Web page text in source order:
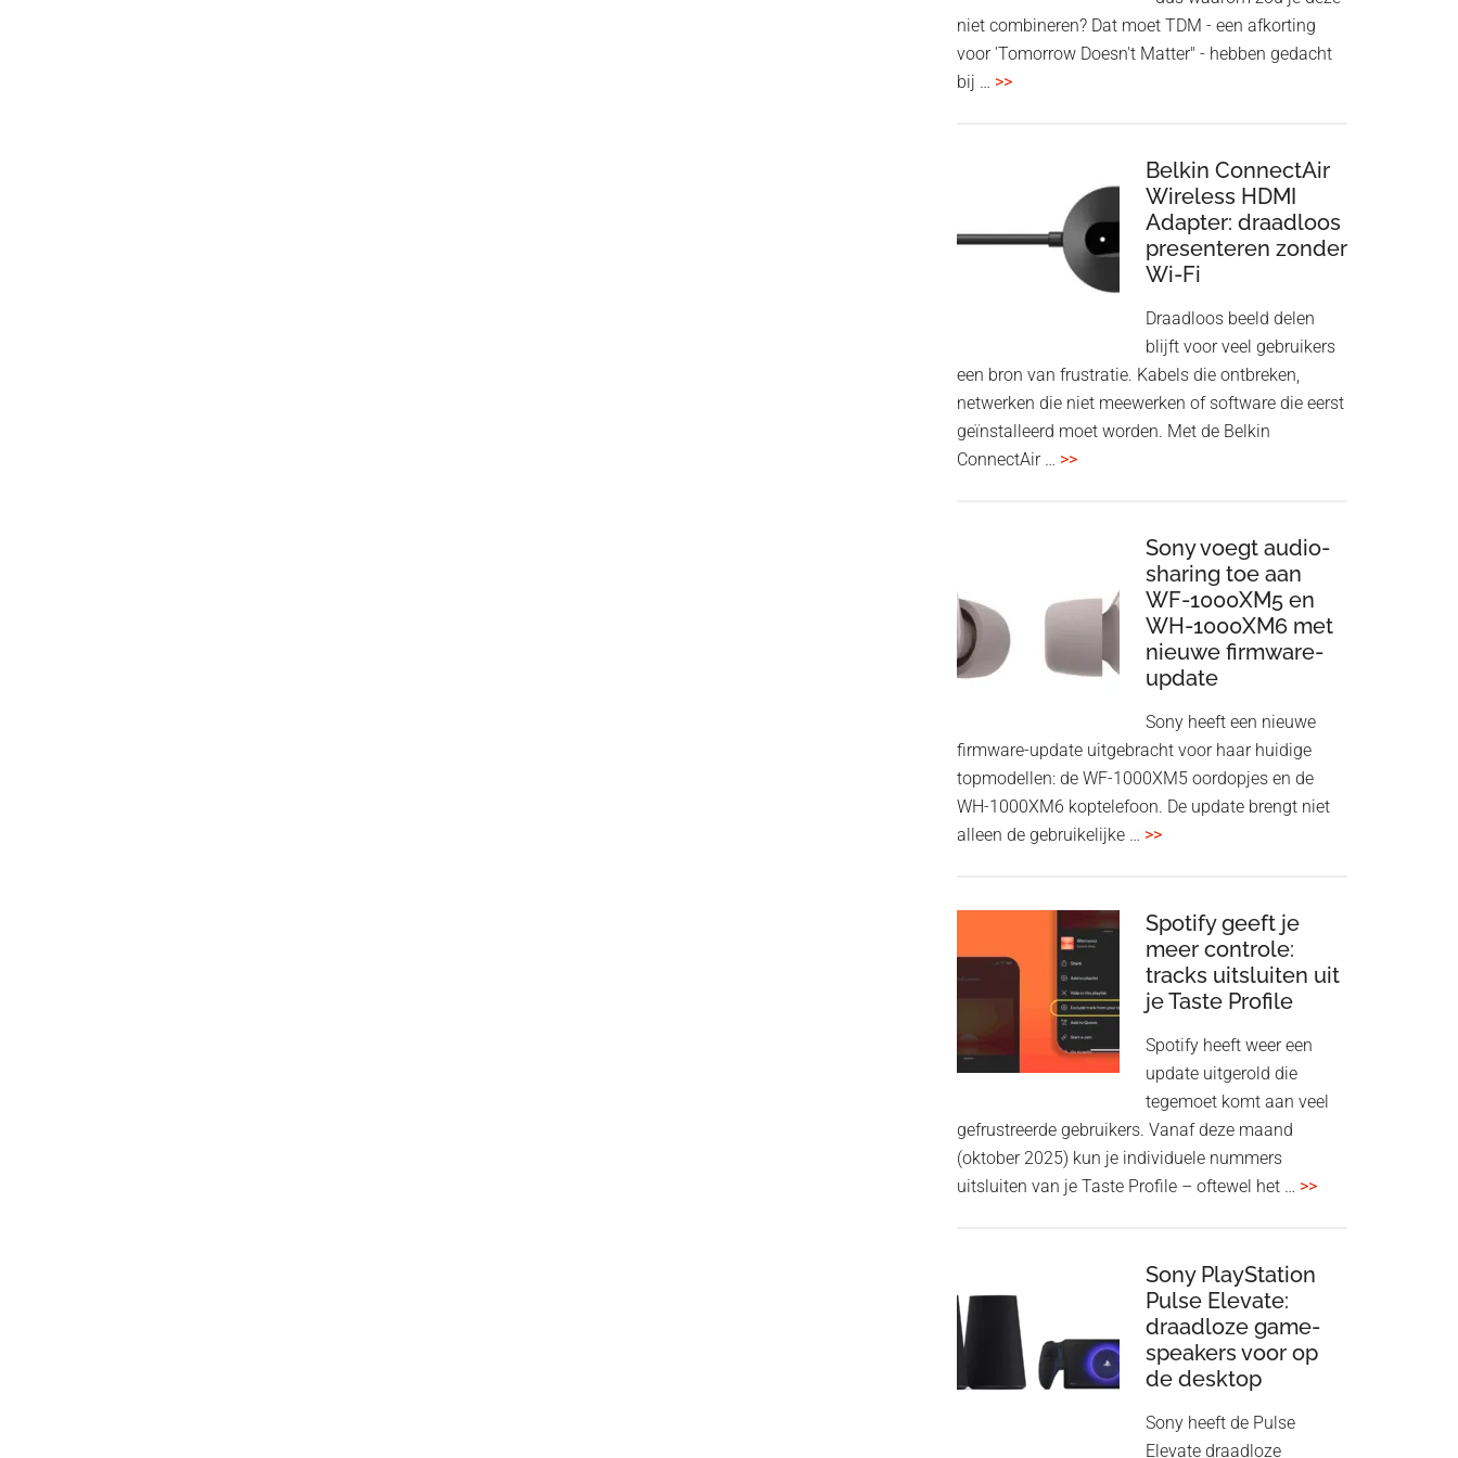
niet combineren? Dat moet TDM - een afkorting
voor 'Tomorrow Doesn't Matter" - hebben gedacht
bij … >>overHoofdtelefoon
twist
Belkin ConnectAir
Wireless HDMI
Adapter: draadloos
presenteren zonder
Wi-Fi
Draadloos beeld delen
blijft voor veel gebruikers
een bron van frustratie. Kabels die ontbreken,
netwerken die niet meewerken of software die eerst
geïnstalleerd moet worden. Met de Belkin
ConnectAir … >>overBelkin
draadloos
presenteren
zonder
Wi-
Sony voegt audio-
sharing toe aan
WF-1000XM5 en
WH-1000XM6 met
nieuwe firmware-
update
Sony heeft een nieuwe
firmware-update uitgebracht voor haar huidige
topmodellen: de WF-1000XM5 oordopjes en de
WH-1000XM6 koptelefoon. De update brengt niet
alleen de gebruikelijke … >>overSony
sharing
toe
aan
WF-
1000XM6
Spotify geeft je
meer controle:
tracks uitsluiten uit
je Taste Profile
Spotify heeft weer een
update uitgerold die
tegemoet komt aan veel
gefrustreerde gebruikers. Vanaf deze maand
(oktober 2025) kun je individuele nummers
uitsluiten van je Taste Profile – oftewel het … >>overSpotify
tracks
uitsluiten
Sony PlayStation
Pulse Elevate:
draadloze game-
speakers voor op
de desktop
Sony heeft de Pulse
Elevate draadloze